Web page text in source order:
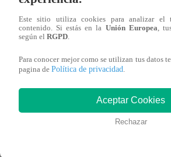
Muere exparticipante de La Voz
tras denunciar negligencia médica
Este sitio utiliza cookies para analizar el
contenido. Si estás en la Unión Europea ,
según el RGPD
Para conocer mejor como se utilizan tus datos
pagina de Política de privacidad
Aceptar Cookies
Rechazar